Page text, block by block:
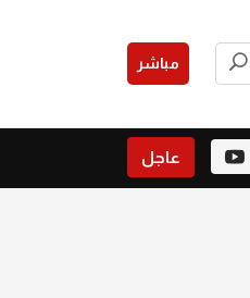
مباشر
عاجل